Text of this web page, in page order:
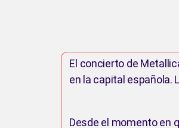
El concierto de
en la capital española.
Desde el momento en